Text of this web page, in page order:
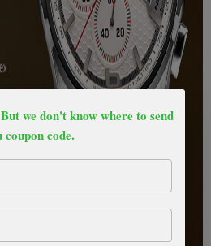
we don't know where to send
coupon code.